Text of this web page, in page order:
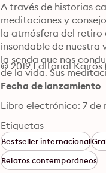
A través de historias
meditaciones y
la atmósfera del retiro
insondable de
la senda que nos
de la vida. Sus
© 2019 Editorial Kairós
Fecha de lanzamiento
Libro electrónico: 7 de
Etiquetas
Bestseller internacional
Relatos contemporáneos